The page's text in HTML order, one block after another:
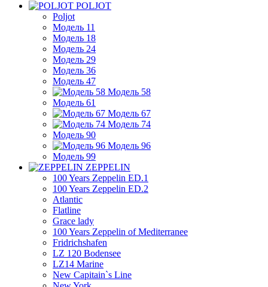
POLJOT
Poljot
Модель 11
Модель 18
Модель 24
Модель 29
Модель 36
Модель 47
Модель 58
Модель 61
Модель 67
Модель 74
Модель 90
Модель 96
Модель 99
ZEPPELIN
100 Years Zeppelin ED.1
100 Years Zeppelin ED.2
Atlantic
Flatline
Grace lady
100 Years Zeppelin of Mediterranee
Fridrichshafen
LZ 120 Bodensee
LZ14 Marine
New Capitain`s Line